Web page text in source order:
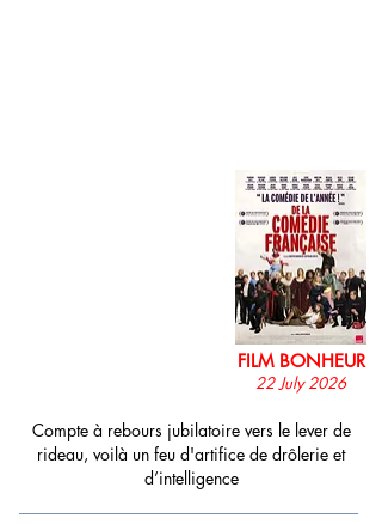
1/12
FILM BONHEUR
22 July 2026
Compte à rebours jubilatoire vers le lever de
rideau, voilà un feu d'artifice de drôlerie et
d’intelligence